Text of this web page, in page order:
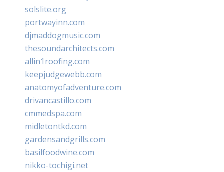
solslite.org
portwayinn.com
djmaddogmusic.com
thesoundarchitects.com
allin1roofing.com
keepjudgewebb.com
anatomyofadventure.com
drivancastillo.com
cmmedspa.com
midletontkd.com
gardensandgrills.com
basilfoodwine.com
nikko-tochigi.net